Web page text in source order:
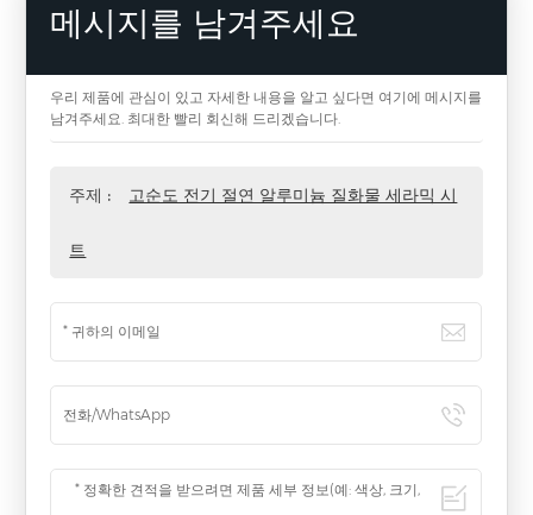
메시지를 남겨주세요
우리 제품에 관심이 있고 자세한 내용을 알고 싶다면 여기에 메시지를
남겨주세요. 최대한 빨리 회신해 드리겠습니다.
주제 : 고순도 전기 절연 알루미늄 질화물 세라믹 시
트